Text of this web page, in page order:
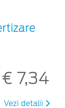
€ 7,34
Vezi detalii